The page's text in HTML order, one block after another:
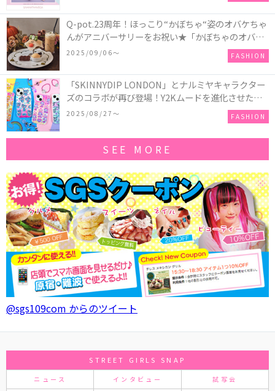
Q-pot.23周年！ほっこり“かぼちゃ“姿のオバケちゃ
んがアニバーサリーをお祝い★「かぼちゃのオバケ
ーキアクセサリー」が新発売！Q-pot CAFE.では
「かぼちゃのオバケーキプレート」も登場
2025/09/06〜 FASHION
「SKINNYDIP LONDON」とナルミヤキャラクター
ズのコラボが再び登場！Y2Kムードを進化させた新
作コレクションを発売♪
2025/08/27〜 FASHION
SEE MORE
@sgs109com からのツイート
STREET GIRLS SNAP
ニュース インタビュー 試写会